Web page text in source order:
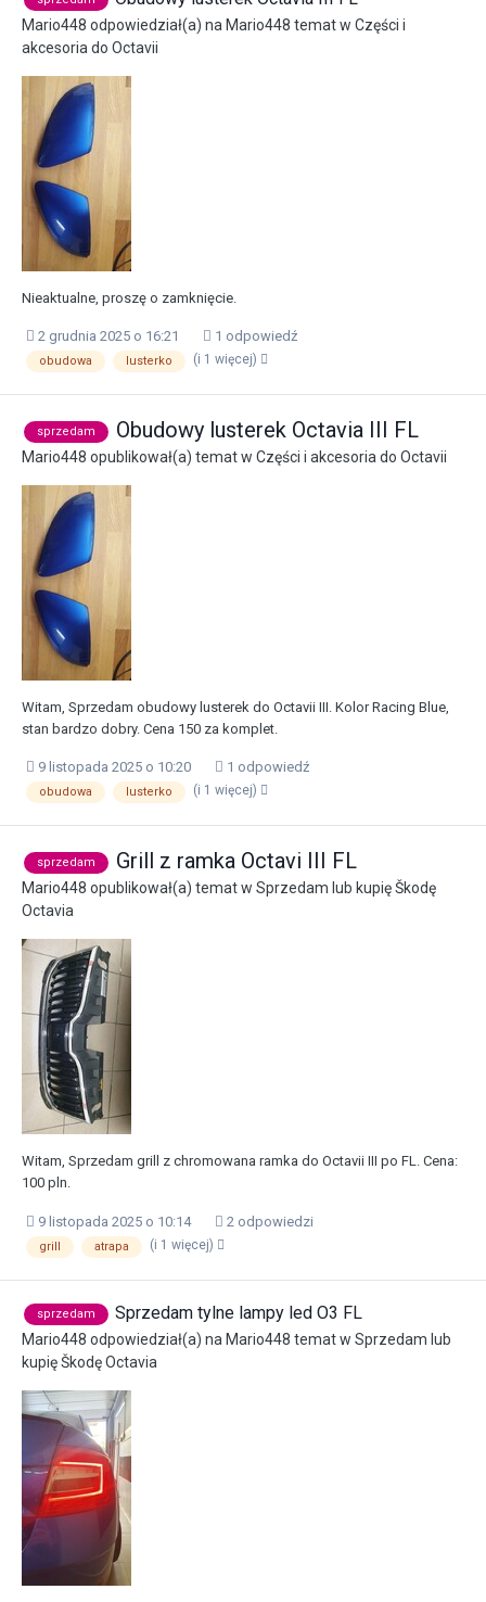
Mario448 odpowiedział(a) na Mario448 temat w Części i
akcesoria do Octavii
Nieaktualne, proszę o zamknięcie.
2 grudnia 2025 o 16:21 1 odpowiedź
obudowa lusterko (i 1 więcej)
sprzedam Obudowy lusterek Octavia III FL
Mario448 opublikował(a) temat w Części i akcesoria do Octavii
Witam, Sprzedam obudowy lusterek do Octavii III. Kolor Racing Blue,
stan bardzo dobry. Cena 150 za komplet.
9 listopada 2025 o 10:20 1 odpowiedź
obudowa lusterko (i 1 więcej)
sprzedam Grill z ramka Octavi III FL
Mario448 opublikował(a) temat w Sprzedam lub kupię Škodę
Octavia
Witam, Sprzedam grill z chromowana ramka do Octavii III po FL. Cena:
100 pln.
9 listopada 2025 o 10:14 2 odpowiedzi
grill atrapa (i 1 więcej)
sprzedam Sprzedam tylne lampy led O3 FL
Mario448 odpowiedział(a) na Mario448 temat w Sprzedam lub
kupię Škodę Octavia